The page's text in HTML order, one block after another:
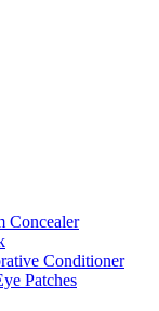
Concealer
Conditioner
Patches